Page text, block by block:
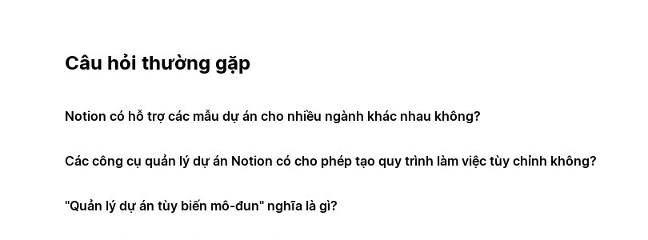
Câu hỏi thường gặp
Notion có hỗ trợ các mẫu dự án cho nhiều ngành khác nhau không?
Các công cụ quản lý dự án Notion có cho phép tạo quy trình làm việc tùy chỉnh không?
"Quản lý dự án tùy biến mô-đun" nghĩa là gì?